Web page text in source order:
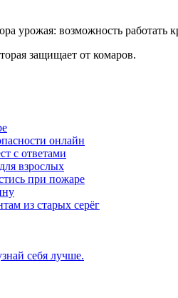
урожая: возможность работать
защищает от комаров.
онлайн
с ответами
взрослых
при пожаре
из старых серёг
себя лучше.